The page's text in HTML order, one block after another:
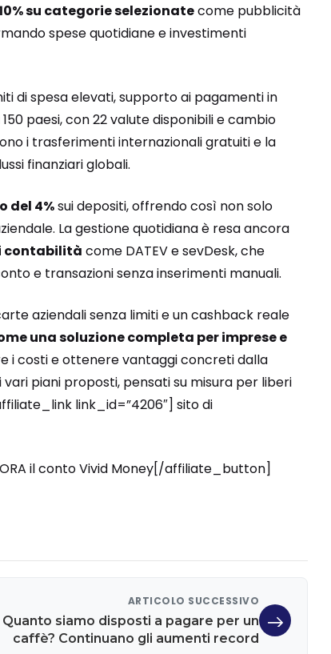
su categorie selezionatecome pubblicità
spese quotidiane e investimenti
di spesa elevati, supporto ai pagamenti in
paesi, con 22 valute disponibili e cambio
i trasferimenti internazionali gratuiti e la
finanziari globali.
del 4%sui depositi, offrendo così non solo
La gestione quotidiana è resa ancora
contabilità come DATEV e sevDesk, che
e transazioni senza inserimenti manuali.
aziendali senza limiti e un cashback reale
una soluzione completa per imprese e
i costi e ottenere vantaggi concreti dalla
piani proposti, pensati su misura per liberi
link_id=”4206″] sito di
il conto Vivid Money[/affiliate_button]
ARTICOLO SUCCESSIVO
Quanto siamo disposti a pagare per un
caffè? Continuano gli aumenti record